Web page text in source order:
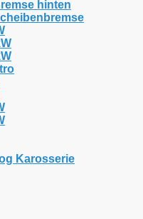
hinten
Karosserie